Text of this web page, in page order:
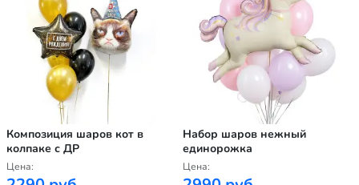
Композиция шаров кот в
колпаке с ДР
Цена:
Набор шаров нежный
единорожка
Цена: